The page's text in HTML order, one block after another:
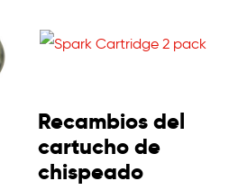
Recambios del
cartucho de
chispeado